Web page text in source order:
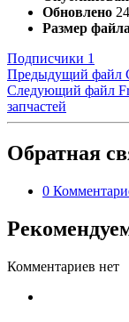
Обновлено
Размер файла
Подписчики 1
Предыдущий файл
Следующий файл
запчастей
Обратная
0
Комментариев нет